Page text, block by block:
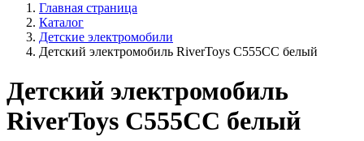
Главная страница
Каталог
Детские электромобили
Детский электромобиль RiverToys C555CC белый
Детский электромобиль
RiverToys C555CC белый